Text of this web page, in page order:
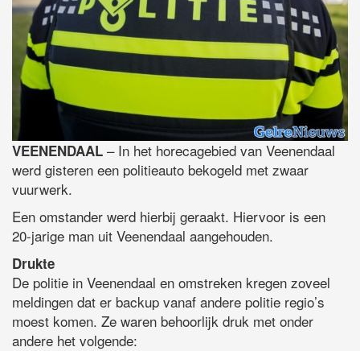
VEENENDAAL – In het horecagebied van Veenendaal
werd gisteren een politieauto bekogeld met zwaar
vuurwerk.
Een omstander werd hierbij geraakt. Hiervoor is een
20-jarige man uit Veenendaal aangehouden.
Drukte
De politie in Veenendaal en omstreken kregen zoveel
meldingen dat er backup vanaf andere politie regio’s
moest komen. Ze waren behoorlijk druk met onder
andere het volgende: